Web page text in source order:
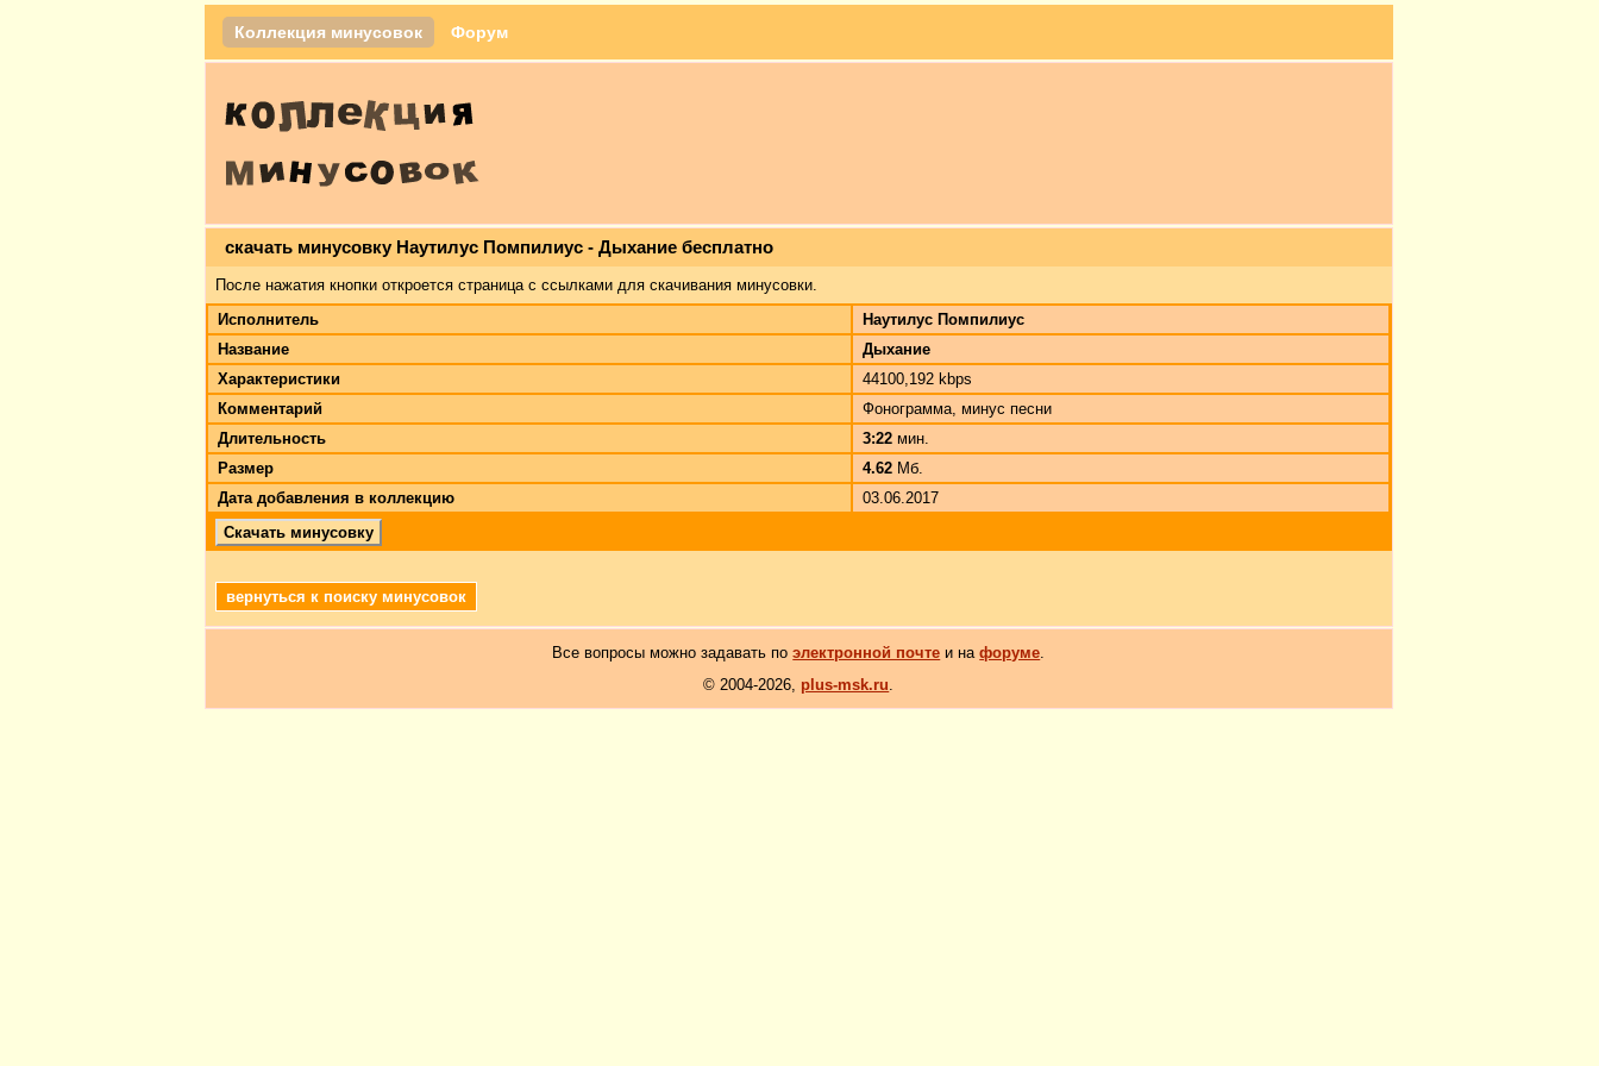
Коллекция минусовок Форум
скачать минусовку Наутилус Помпилиус - Дыхание бесплатно
После нажатия кнопки откроется страница с ссылками для скачивания минусовки.
Исполнитель
Наутилус Помпилиус
Название
Дыхание
Характеристики
44100,192 kbps
Комментарий
Фонограмма, минус песни
Длительность
3:22 мин.
Размер
4.62 Мб.
Дата добавления в коллекцию
03.06.2017
Скачать минусовку
вернуться к поиску минусовок
Все вопросы можно задавать поэлектронной почте и нафоруме.
© 2004-2026, plus-msk.ru.